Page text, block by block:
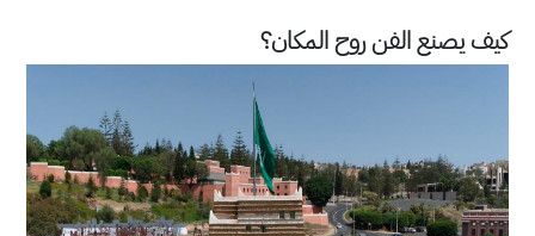
كيف يصنع الفن روح المكان؟